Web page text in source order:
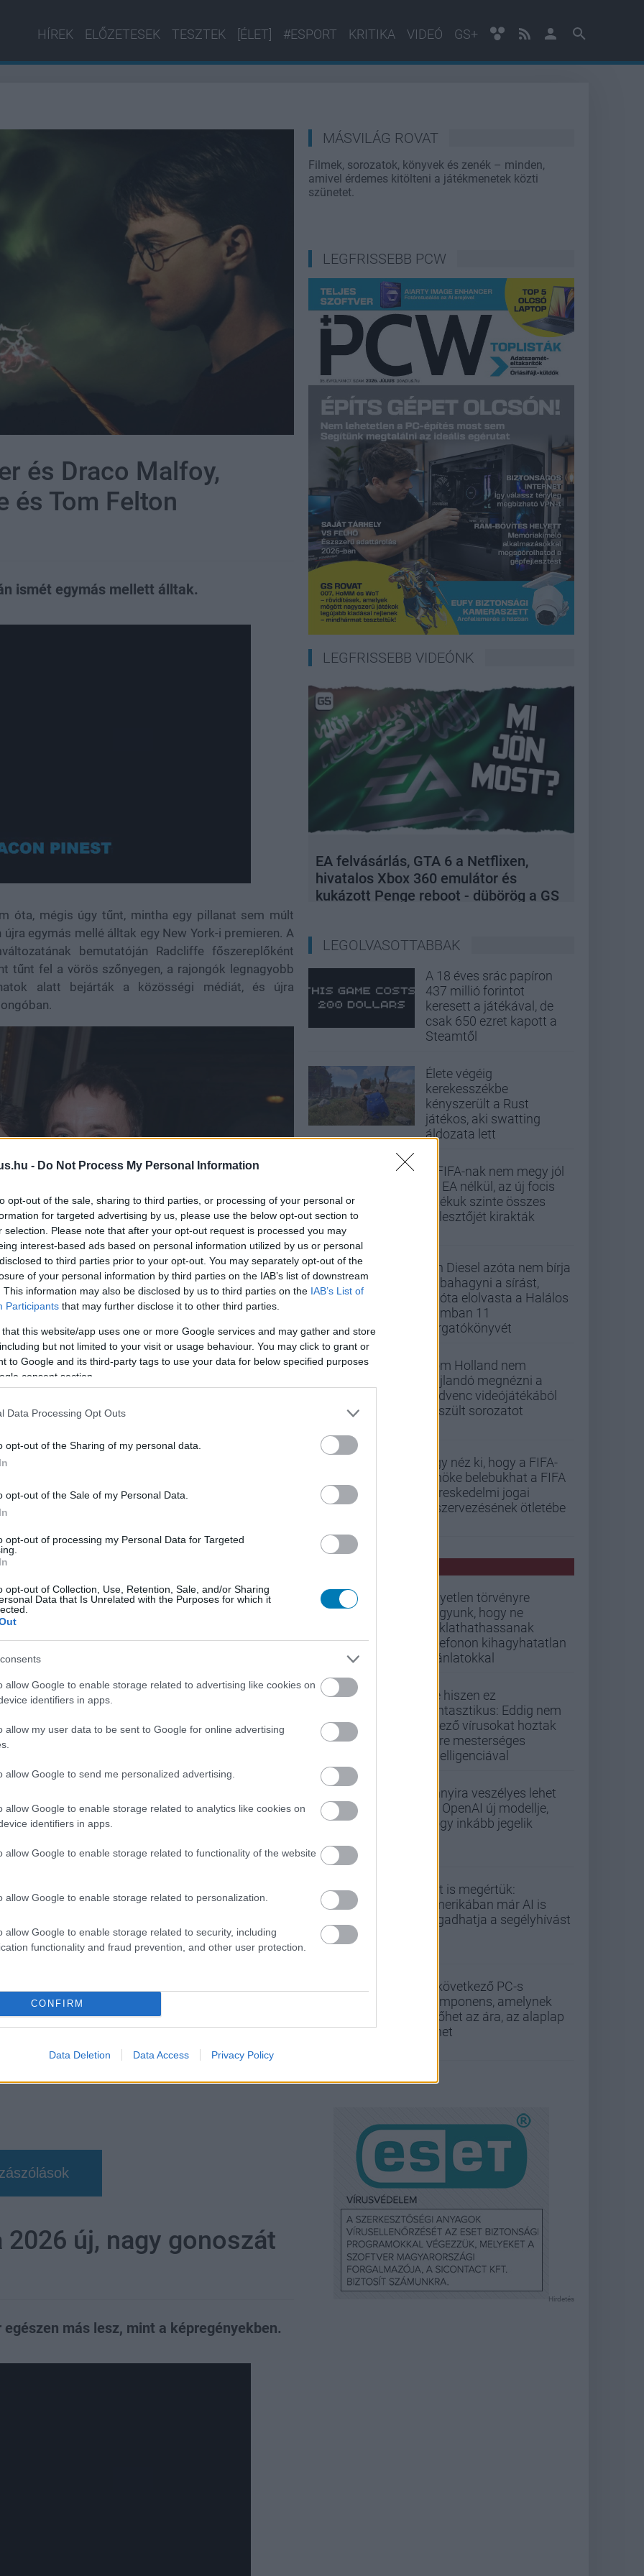
- Do Not Process My Personal Information
opt-out of the sale, sharing to third parties, or processing of your personal or
for targeted advertising by us, please use the below opt-out section to
selection. Please note that after your opt-out request is processed you may
interest-based ads based on personal information utilized by us or personal
to third parties prior to your opt-out. You may separately opt-out of the
of your personal information by third parties on the IAB’s list of downstream
This information may also be disclosed by us to third parties on the IAB’s List of
Participants that may further disclose it to other third parties.
that this website/app uses one or more Google services and may gather and store
but not limited to your visit or usage behaviour. You may click to grant or
to Google and its third-party tags to use your data for below specified purposes
consent section.
Data Processing Opt Outs
opt-out of the Sharing of my personal data.
opt-out of the Sale of my Personal Data.
opt-out of processing my Personal Data for Targeted
opt-out of Collection, Use, Retention, Sale, and/or Sharing
Data that Is Unrelated with the Purposes for which it
allow Google to enable storage related to advertising like cookies on
identifiers in apps.
allow my user data to be sent to Google for online advertising
allow Google to send me personalized advertising.
allow Google to enable storage related to analytics like cookies on
identifiers in apps.
allow Google to enable storage related to functionality of the website
allow Google to enable storage related to personalization.
allow Google to enable storage related to security, including
functionality and fraud prevention, and other user protection.
CONFIRM
Data Deletion Data Access Privacy Policy
HÍREK ELŐZETESEK TESZTEK [ÉLET] #ESPORT KRITIKA VIDEÓ GS+
és Draco Malfoy,
és Tom Felton
ismét egymás mellett álltak.
100.00%
óta, mégis úgy tűnt, mintha egy pillanat sem múlt
egymás mellé álltak egy New York-i premieren. A
bemutatóján Radcliffe főszereplőként
tűnt fel a vörös szőnyegen, a rajongók legnagyobb
alatt bejárták a közösségi médiát, és újra
találkozóban, hiszen ő maga is jelenleg a Broadway
és az elátkozott gyermek produkcióban saját
verzióját alakítja, és
meghatározó alakja marad, és a rajongók még
pályája korai éveiben.
új film premierjét jelentette, hanem egy meghitt
ismét megmutatta, hogy a Harry Potter-sorozat
színpadon, akár azon kívül találkoznak.
livestreamek, végigjátszások, magyar
Csatornatag leszek
hangulata – Jön a második forduló! (X)
új, nagy gonoszát
más lesz, mint a képregényekben.
MÁSVILÁG ROVAT
Filmek, sorozatok, könyvek és zenék – minden,
amivel érdemes kitölteni a játékmenetek közti
szünetet.
LEGFRISSEBB PCW
LEGFRISSEBB VIDEÓNK
EA felvásárlás, GTA 6 a Netflixen,
hivatalos Xbox 360 emulátor és
kukázott Penge reboot - dübörög a GS
LEGOLVASOTTABBAK
A 18 éves srác papíron
437 millió forintot
keresett a játékával, de
csak 650 ezret kapott a
Steamtől
Élete végéig
kerekesszékbe
kényszerült a Rust
játékos, aki swatting
áldozata lett
A FIFA-nak nem megy jól
az EA nélkül, az új focis
játékuk szinte összes
fejlesztőjét kirakták
Vin Diesel azóta nem bírja
abbahagyni a sírást,
mióta elolvasta a Halálos
iramban 11
forgatókönyvét
Tom Holland nem
hajlandó megnézni a
kedvenc videójátékából
készült sorozatot
Úgy néz ki, hogy a FIFA-
elnöke belebukhat a FIFA
kereskedelmi jogai
kiszervezésének ötletébe
Egyetlen törvényre
vagyunk, hogy ne
zaklathathassanak
telefonon kihagyhatatlan
ajánlatokkal
De hiszen ez
fantasztikus: Eddig nem
létező vírusokat hoztak
létre mesterséges
intelligenciával
Annyira veszélyes lehet
az OpenAI új modellje,
hogy inkább jegelik
Ezt is megértük:
Amerikában már AI is
fogadhatja a segélyhívást
A következő PC-s
komponens, amelynek
kilőhet az ára, az alaplap
lehet
Hirdetés